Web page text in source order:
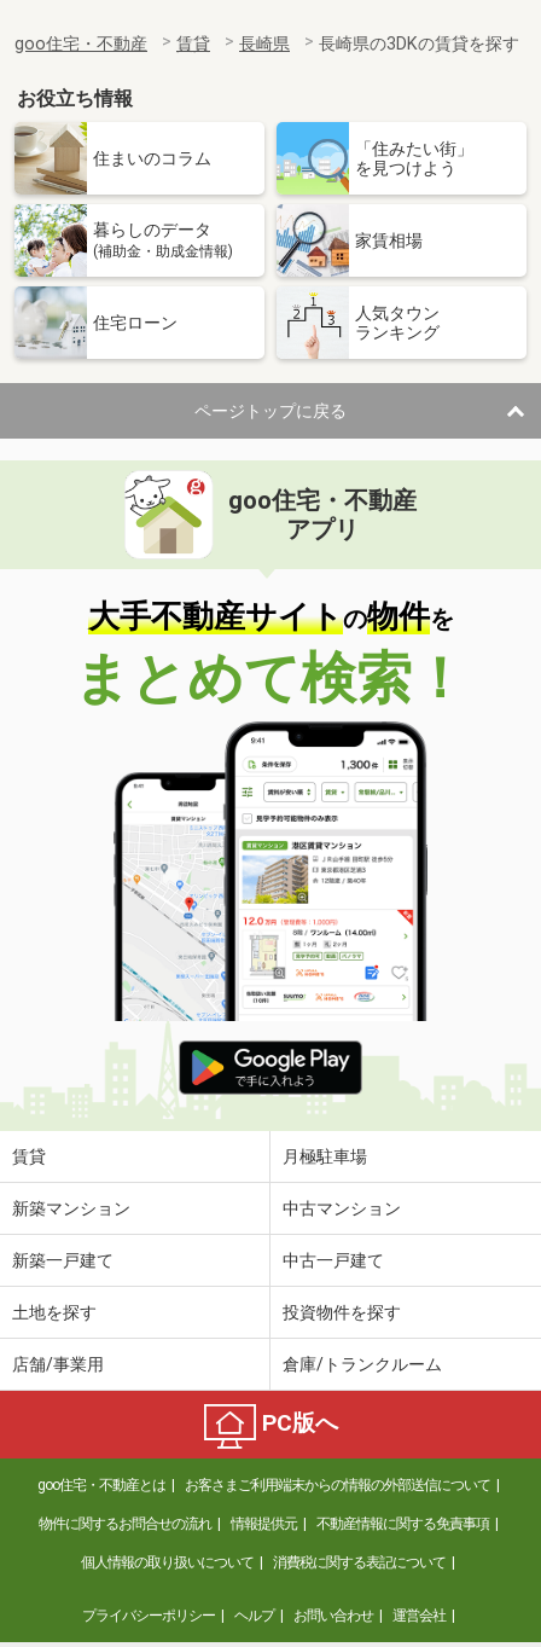
専有面積
61.47m²
長崎県大村市富の原２
4.30万円
長崎県大村市富の原２
専有面積
23.61m²
間取り
1K
長崎県大村市宮小路３
価 格
4.40万円
専有面積 28.02m²
間取り
1K
長崎県西彼杵郡長与町高田郷
価 格
長崎県西彼杵郡長与町高田郷
専有面積
19.87m²
間取り
1K
長崎県西彼杵郡時津町西時津郷
5.60万円
長崎県西彼杵郡時津町西時津郷
専有面積 48.6m²
間取り
2DK
長崎県長崎市南町
価 格
4.40万円
住 所
長崎県長崎市南町
専有面積 19.87m²
間取り
長崎県長崎市江平１
価 格
4.80万円
長崎県西彼杵郡長与町高田郷
価 格
6.10万円
長崎県西彼杵郡長与町高田郷
専有面積 48.39m²
住 所
長崎県長崎市江平１
専有面積
19.87m²
goo住宅・不動産 賃貸 長崎県 長崎県の3DKの賃貸を探す
お役立ち情報
住まいのコラム
「住みたい街」
を見つけよう
暮らしのデータ
(補助金・助成金情報)
家賃相場
住宅ローン
人気タウン
ランキング
ページトップに戻る
goo住宅・不動産
アプリ
大手不動産サイトの物件を
まとめて検索！
賃貸 月極駐車場
新築マンション 中古マンション
新築一戸建て 中古一戸建て
土地を探す 投資物件を探す
店舗/事業用 倉庫/トランクルーム
PC版へ
goo住宅・不動産とは お客さまご利用端末からの情報の外部送信について
物件に関するお問合せの流れ 情報提供元 不動産情報に関する免責事項
個人情報の取り扱いについて 消費税に関する表記について
プライバシーポリシー ヘルプ お問い合わせ 運営会社